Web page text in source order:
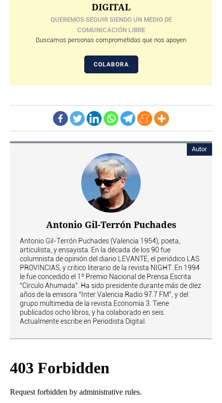
DIGITAL
QUEREMOS SEGUIR SIENDO UN MEDIO DE
COMUNICACIÓN LIBRE
Buscamos personas comprometidas que nos apoyen
COLABORA
Autor
Antonio Gil-Terrón Puchades
Antonio Gil-Terrón Puchades (Valencia 1954), poeta,
articulista, y ensayista. En la década de los 90 fue
columnista de opinión del diario LEVANTE, el periódico LAS
PROVINCIAS, y crítico literario de la revista NIGHT. En 1994
le fue concedido el 1º Premio Nacional de Prensa Escrita
“Círculo Ahumada”. Ha sido presidente durante más de diez
años de la emisora “Inter Valencia Radio 97.7 FM”, y del
grupo multimedia de la revista Economía 3. Tiene
publicados ocho libros, y ha colaborado en seis.
Actualmente escribe en Periodista Digital.